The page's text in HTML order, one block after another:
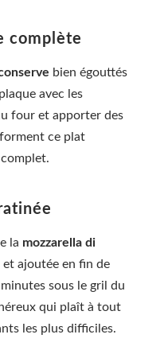
complète
bien égouttés
avec les
four et apporter des
ce plat
la mozzarella di
ajoutée en fin de
sous le gril du
qui plaît à tout
les plus difficiles.